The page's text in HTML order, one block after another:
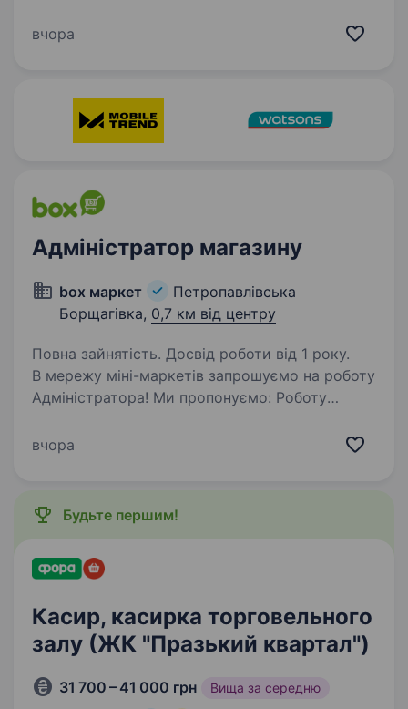
завжди була вільна каса! Можливе швидке
вчора
Адміністратор магазину
box маркет
Петропавлівська
Борщагівка, 0,7 км від центру
Повна зайнятість. Досвід роботи від 1 року.
В мережу міні-маркетів запрошуємо на роботу
Адміністратора! Ми пропонуємо: Роботу
з першого робочого дня Своєчасну оплату
вчора
Будьте першим!
Касир, касирка торговельного
залу (ЖК "Празький квартал")
31 700 – 41 000 грн Вища за середню